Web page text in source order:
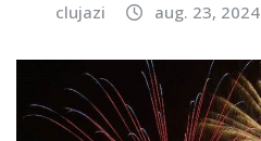
clujazi aug. 23, 2024